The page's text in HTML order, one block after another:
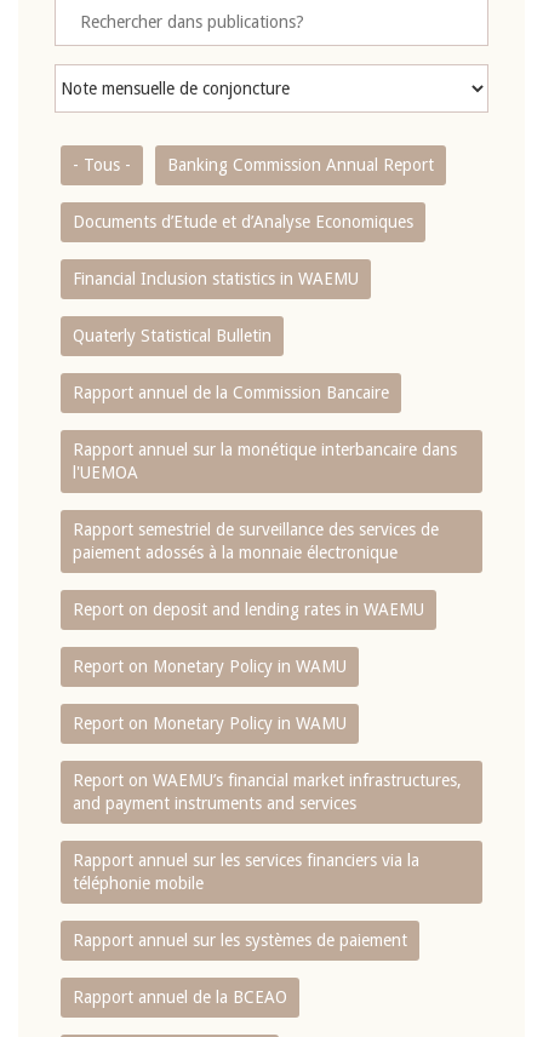
- Tous - Banking Commission Annual Report
Documents d’Etude et d’Analyse Economiques
Financial Inclusion statistics in WAEMU
Quaterly Statistical Bulletin
Rapport annuel de la Commission Bancaire
Rapport annuel sur la monétique interbancaire dans
l'UEMOA
Rapport semestriel de surveillance des services de
paiement adossés à la monnaie électronique
Report on deposit and lending rates in WAEMU
Report on Monetary Policy in WAMU
Report on Monetary Policy in WAMU
Report on WAEMU’s financial market infrastructures,
and payment instruments and services
Rapport annuel sur les services financiers via la
téléphonie mobile
Rapport annuel sur les systèmes de paiement
Rapport annuel de la BCEAO